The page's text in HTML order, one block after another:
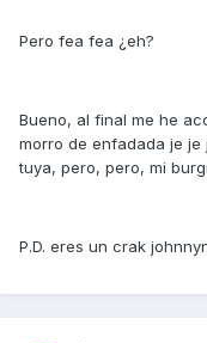
Pero fea fea ¿eh?
Bueno, al final me he
morro de enfadada je
tuya, pero, pero, mi
P.D. eres un crak